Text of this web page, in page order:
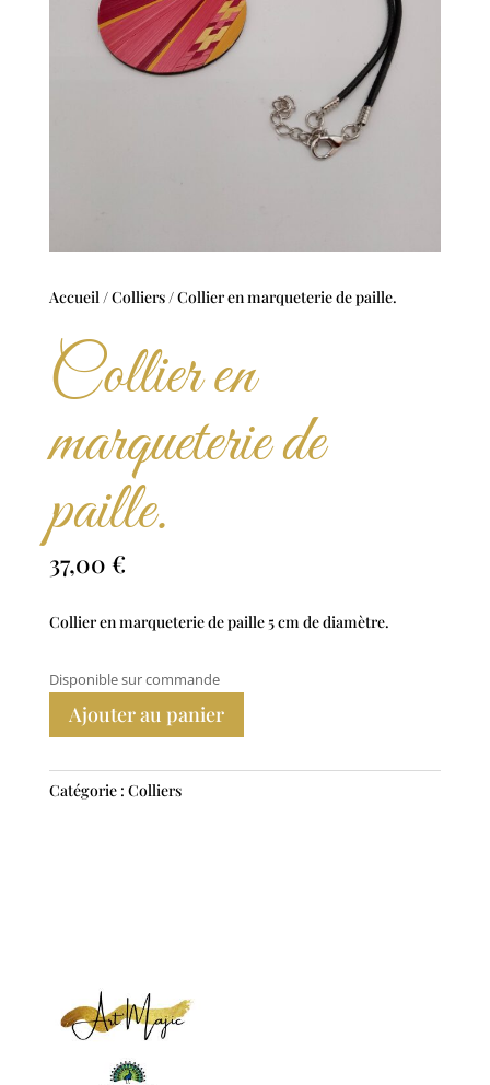
Accueil/Colliers/ Collier en marqueterie de paille.
Collier en
marqueterie de
paille.
37,00 €
Collier en marqueterie de paille 5 cm de diamètre.
Disponible sur commande
Ajouter au panier
Catégorie : Colliers